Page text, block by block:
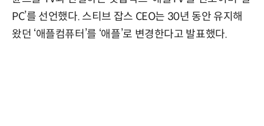
PC’를 선언했다. 스티브 잡스 CEO는 30년 동안 유지해
왔던 ‘애플컴퓨터’를 ‘애플’로 변경한다고 발표했다.